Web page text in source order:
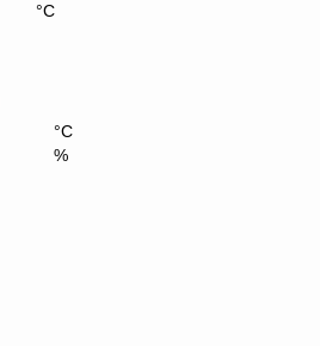
°С
°С
%